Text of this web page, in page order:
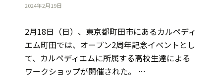
2024年2月19日
2月18日（日）、東京都町田市にあるカルペディ
エム町田では、オープン2周年記念イベントとし
て、カルペディエムに所属する高校生達による
ワークショップが開催された。 …